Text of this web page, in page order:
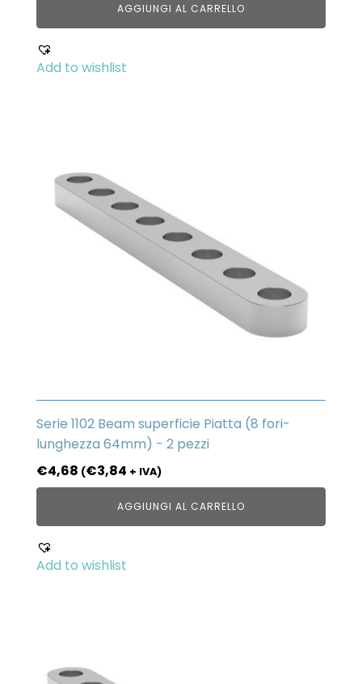
AGGIUNGI AL CARRELLO
Add to wishlist
Serie 1102 Beam superficie Piatta (8 fori-
lunghezza 64mm) - 2 pezzi
€4,68 (€3,84 + IVA)
AGGIUNGI AL CARRELLO
Add to wishlist